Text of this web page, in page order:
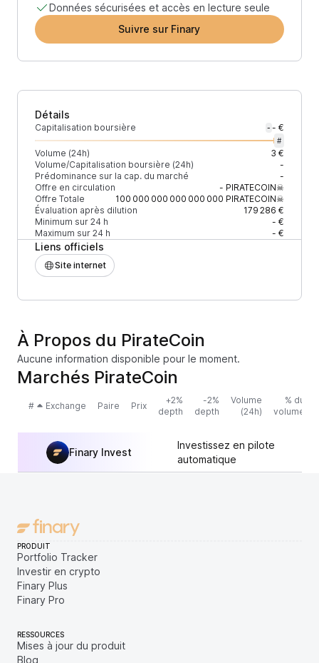
Données sécurisées et accès en lecture seule
Suivre sur Finary
Détails
Capitalisation boursière - - €
#
Volume (24h)
3 €
Volume/Capitalisation boursière (24h)
-
Prédominance sur la cap. du marché
-
Offre en circulation
- PIRATECOIN☠
Offre Totale
100 000 000 000 000 000 PIRATECOIN☠
Évaluation après dilution
179 286 €
Minimum sur 24 h
- €
Maximum sur 24 h
- €
Liens officiels
Site internet
À Propos du PirateCoin
Aucune information disponible pour le moment.
Marchés PirateCoin
# Exchange Paire Prix
+2%
depth
-2%
depth
Volume
(24h)
% du
volume
Finary Invest
Investissez en pilote
automatique
PRODUIT
Portfolio Tracker
Investir en crypto
Finary Plus
Finary Pro
RESSOURCES
Mises à jour du produit
Blog